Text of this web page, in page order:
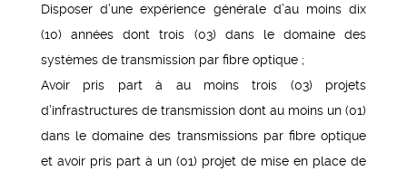
Disposer d’une expérience générale d’au moins dix
(10) années dont trois (03) dans le domaine des
systèmes de transmission par fibre optique ;
Avoir pris part à au moins trois (03) projets
d’infrastructures de transmission dont au moins un (01)
dans le domaine des transmissions par fibre optique
et avoir pris part à un (01) projet de mise en place de